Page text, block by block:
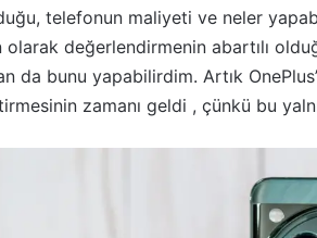
telefonun maliyeti ve neler
değerlendirmenin abartılı
da bunu yapabilirdim. Artık
zamanı geldi , çünkü bu